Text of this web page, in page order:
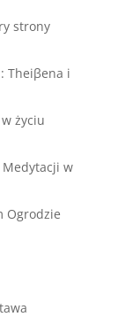
strony
Theiβena i
życiu
Medytacji w
Ogrodzie